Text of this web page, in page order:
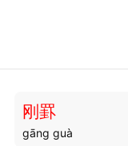
刚罫
gāng guà